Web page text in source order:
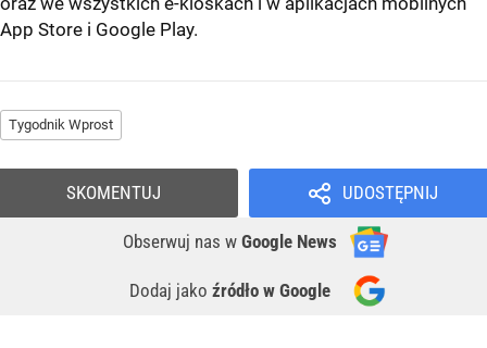
App Store i Google Play.
Tygodnik Wprost
UDOSTĘPNIJ
Obserwuj nas w Google News
Dodaj jako źródło w Google
SKOMENTUJ